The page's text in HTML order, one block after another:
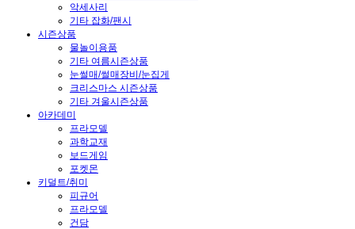
악세사리
기타 잡화/팬시
시즌상품
물놀이용품
기타 여름시즌상품
눈썰매/썰매장비/눈집게
크리스마스 시즌상품
기타 겨울시즌상품
아카데미
프라모델
과학교재
보드게임
포켓몬
키덜트/취미
피규어
프라모델
건담